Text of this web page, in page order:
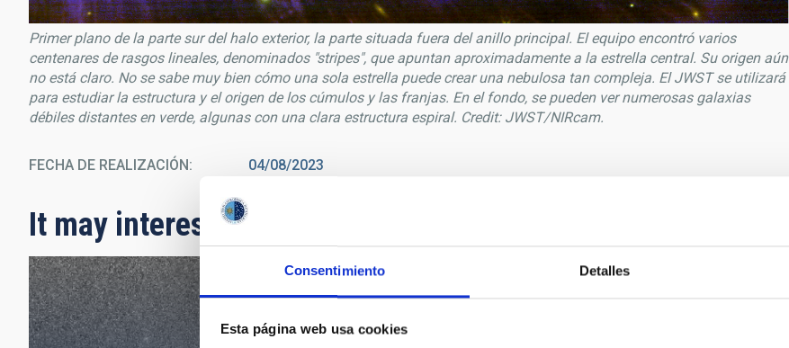
Consentimiento Detalles
Esta página web usa cookies
Primer plano de la parte sur del halo exterior, la parte situada fuera del anillo principal. El equipo encontró varios
centenares de rasgos lineales, denominados "stripes", que apuntan aproximadamente a la estrella central. Su origen aún
no está claro. No se sabe muy bien cómo una sola estrella puede crear una nebulosa tan compleja. El JWST se utilizará
para estudiar la estructura y el origen de los cúmulos y las franjas. En el fondo, se pueden ver numerosas galaxias
débiles distantes en verde, algunas con una clara estructura espiral. Credit: JWST/NIRcam.
FECHA DE REALIZACIÓN 04/08/2023
It may interest you